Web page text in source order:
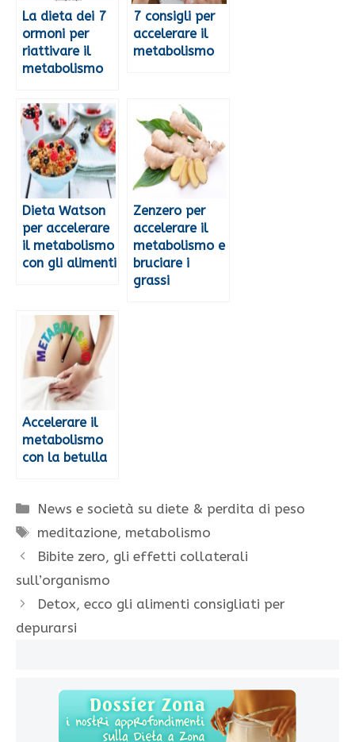
La dieta dei 7
ormoni per
riattivare il
metabolismo
7 consigli per
accelerare il
metabolismo
Dieta Watson
per accelerare
il metabolismo
con gli alimenti
Zenzero per
accelerare il
metabolismo e
bruciare i
grassi
Accelerare il
metabolismo
con la betulla
Categorie
News e società su diete & perdita di peso
Tag
meditazione, metabolismo
Bibite zero, gli effetti collaterali
sull’organismo
Detox, ecco gli alimenti consigliati per
depurarsi